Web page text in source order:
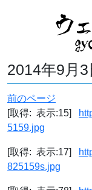
2014年9月3
前のページ
[取得: 表示:15]
5159.jpg
[取得: 表示:17]
825159s.jpg